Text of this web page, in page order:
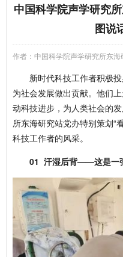
中国科学院声学研究
图说
作者：中国科学院声学研究所东海
新时代科技工作者积极
为社会发展做出贡献。他们
动科技进步，为人类社会的
所东海研究站党办特别策划“
科技工作者的风采。
01 汗湿后背——这是一